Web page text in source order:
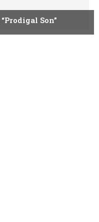
Son”